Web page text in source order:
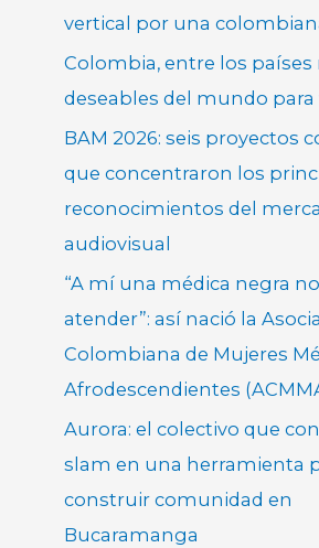
vertical por una
Colombia, entre los países
deseables del mundo para
BAM 2026: seis proyectos
que concentraron los
reconocimientos del
audiovisual
“A mí una médica negra
atender”: así nació la
Colombiana de Mujeres
Afrodescendientes
Aurora: el colectivo que
slam en una herramienta
construir comunidad en
Bucaramanga